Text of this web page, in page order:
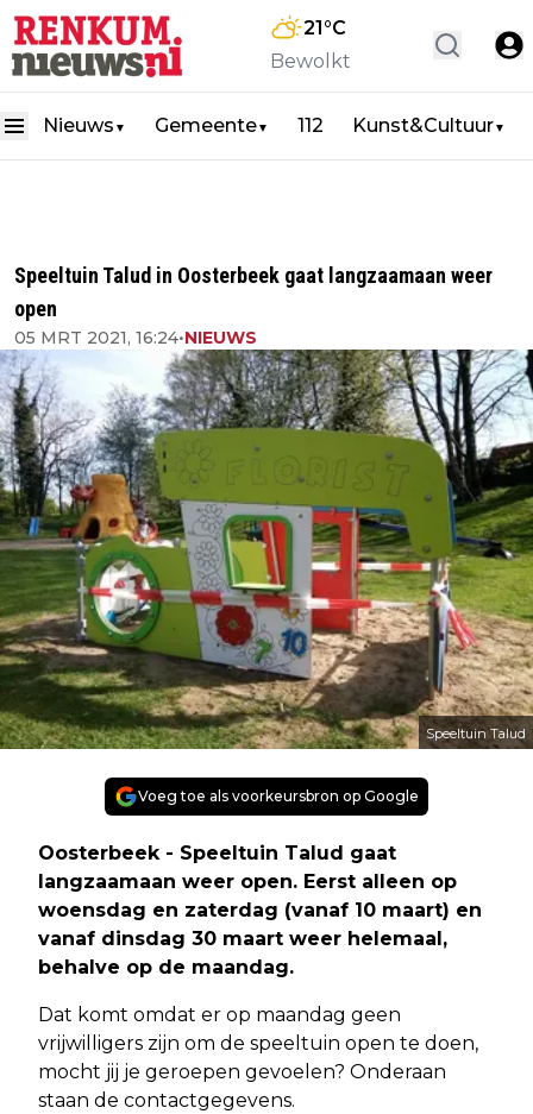
21 °C
Bewolkt
Nieuws ▼ Gemeente▼ 112 Kunst&Cultuur▼
Speeltuin Talud in Oosterbeek gaat langzaamaan weer
open
05 MRT 2021, 16:24•NIEUWS
Speeltuin Talud
Voeg toe als voorkeursbron op Google
Oosterbeek - Speeltuin Talud gaat
langzaamaan weer open. Eerst alleen op
woensdag en zaterdag (vanaf 10 maart) en
vanaf dinsdag 30 maart weer helemaal,
behalve op de maandag.
Dat komt omdat er op maandag geen
vrijwilligers zijn om de speeltuin open te doen,
mocht jij je geroepen gevoelen? Onderaan
staan de contactgegevens.